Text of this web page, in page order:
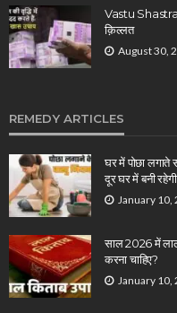
Vastu Shastra
क़िल्लत
August 30,
REMEDY ARTICLES
घर में पोछा लगाते
दूर घर में बनी
January 10,
साल 2026 में
करना चाहिए?
January 10,